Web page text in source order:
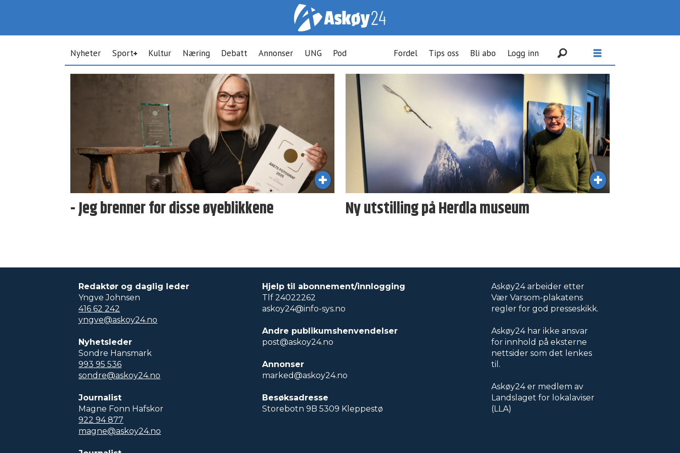
Nyheter Sport Kultur Næring Debatt Annonser UNG Pod Fordel Tips oss Bli abo Logg inn
- Jeg brenner for disse øyeblikkene Ny utstilling på Herdla museum
Redaktør og daglig leder
Yngve Johnsen
416 62 242
yngve@askoy24.no
Nyhetsleder
Sondre Hansmark
993 95 536
sondre@askoy24.no
Journalist
Magne Fonn Hafskor
922 94 877
magne@askoy24.no
Hjelp til abonnement/innlogging
Tlf 24022262
askoy24@info-sys.no
Andre publikumshenvendelser
post@askoy24.no
Annonser
marked@askoy24.no
Besøksadresse
Storebotn 9B 5309 Kleppestø
Askøy24 arbeider etter
Vær Varsom-plakatens
regler for god presseskikk.
Askøy24 har ikke ansvar
for innhold på eksterne
nettsider som det lenkes
til.
Askøy24 er medlem av
Landslaget for lokalaviser
(LLA)